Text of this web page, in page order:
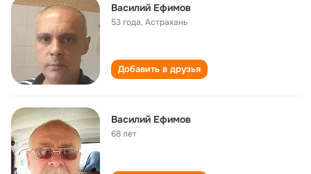
Василий Ефимов
53 года,Астрахань
Добавить в друзья
Василий Ефимов
68 лет